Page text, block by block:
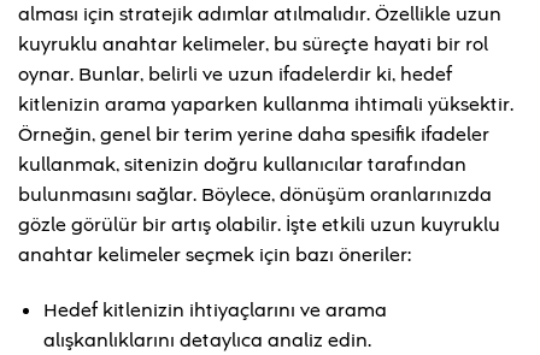
alması için stratejik adımlar atılmalıdır. Özellikle uzun
kuyruklu anahtar kelimeler, bu süreçte hayati bir rol
oynar. Bunlar, belirli ve uzun ifadelerdir ki, hedef
kitlenizin arama yaparken kullanma ihtimali yüksektir.
Örneğin, genel bir terim yerine daha spesifik ifadeler
kullanmak, sitenizin doğru kullanıcılar tarafından
bulunmasını sağlar. Böylece, dönüşüm oranlarınızda
gözle görülür bir artış olabilir. İşte etkili uzun kuyruklu
anahtar kelimeler seçmek için bazı öneriler:
Hedef kitlenizin ihtiyaçlarını ve arama
alışkanlıklarını detaylıca analiz edin.